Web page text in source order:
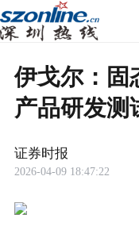
伊戈尔：固
产品研发测
证券时报
2026-04-09 18:47:22